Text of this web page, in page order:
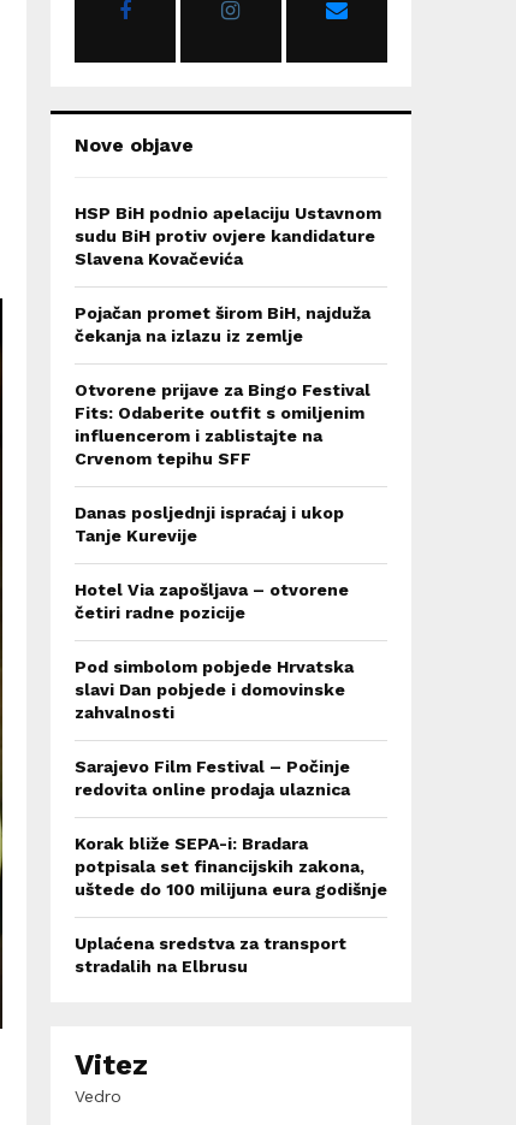
Nove objave
HSP BiH podnio apelaciju Ustavnom
sudu BiH protiv ovjere kandidature
Slavena Kovačevića
Pojačan promet širom BiH, najduža
čekanja na izlazu iz zemlje
Otvorene prijave za Bingo Festival
Fits: Odaberite outfit s omiljenim
influencerom i zablistajte na
Crvenom tepihu SFF
Danas posljednji ispraćaj i ukop
Tanje Kurevije
Hotel Via zapošljava – otvorene
četiri radne pozicije
Pod simbolom pobjede Hrvatska
slavi Dan pobjede i domovinske
zahvalnosti
Sarajevo Film Festival – Počinje
redovita online prodaja ulaznica
Korak bliže SEPA-i: Bradara
potpisala set financijskih zakona,
uštede do 100 milijuna eura godišnje
Uplaćena sredstva za transport
stradalih na Elbrusu
Vitez
Vedro